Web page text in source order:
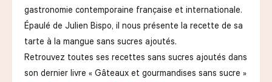
gastronomie contemporaine française et internationale.
Épaulé de Julien Bispo, il nous présente la recette de sa
tarte à la mangue sans sucres ajoutés.
Retrouvez toutes ses recettes sans sucres ajoutés dans
son dernier livre « Gâteaux et gourmandises sans sucre »